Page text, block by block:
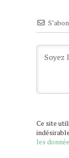
Ce site
les